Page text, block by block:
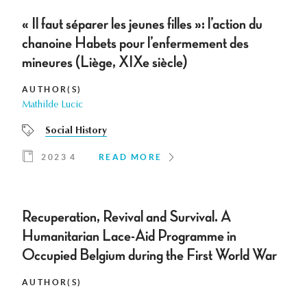
« Il faut séparer les jeunes filles »: l’action du
chanoine Habets pour l’enfermement des
mineures (Liège, XIXe siècle)
AUTHOR(S)
Mathilde Lucic
Social History
2023 4 READ MORE
Recuperation, Revival and Survival. A
Humanitarian Lace-Aid Programme in
Occupied Belgium during the First World War
AUTHOR(S)